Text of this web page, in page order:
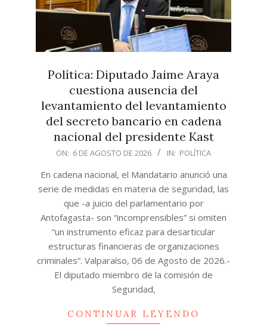
Política: Diputado Jaime Araya
cuestiona ausencia del
levantamiento del levantamiento
del secreto bancario en cadena
nacional del presidente Kast
2026-
06
ON: 6 DE AGOSTO DE 2026 IN: POLÍTICA
En cadena nacional, el Mandatario anunció una
serie de medidas en materia de seguridad, las
que -a juicio del parlamentario por
Antofagasta- son “incomprensibles” si omiten
“un instrumento eficaz para desarticular
estructuras financieras de organizaciones
criminales”. Valparaíso, 06 de Agosto de 2026.-
El diputado miembro de la comisión de
Seguridad,
CONTINUAR LEYENDO